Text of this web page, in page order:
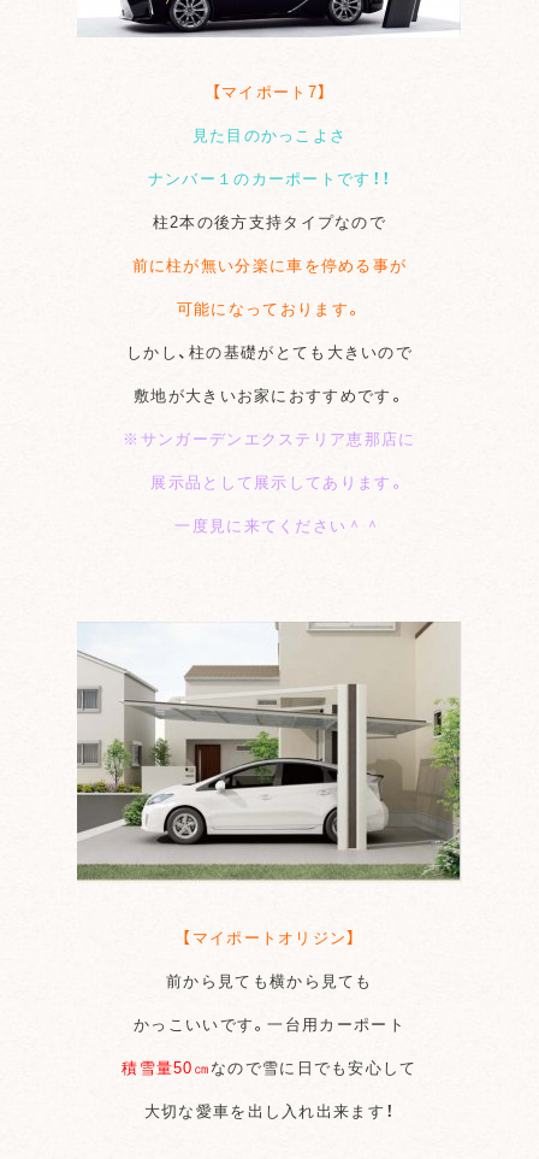
【マイポート7】
見た目のかっこよさ
ナンバー１のカーポートです！！
柱2本の後方支持タイプなので
前に柱が無い分楽に車を停める事が
可能になっております。
しかし、柱の基礎がとても大きいので
敷地が大きいお家におすすめです。
※サンガーデンエクステリア恵那店に
展示品として展示してあります。
一度見に来てください＾＾
【マイポートオリジン】
前から見ても横から見ても
かっこいいです。一台用カーポート
積雪量50㎝なので雪に日でも安心して
大切な愛車を出し入れ出来ます！